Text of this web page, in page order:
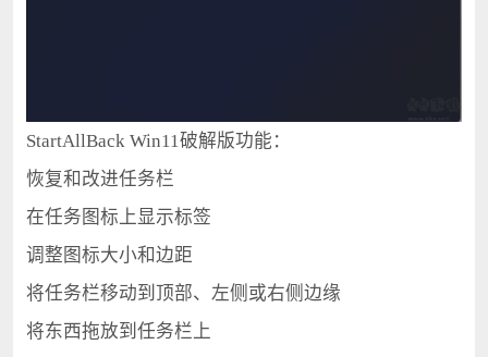
StartAllBack Win11破解版功能：
恢复和改进任务栏
在任务图标上显示标签
调整图标大小和边距
将任务栏移动到顶部、左侧或右侧边缘
将东西拖放到任务栏上